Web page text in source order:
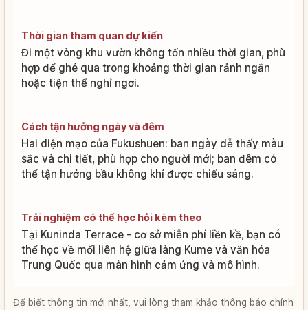
Thời gian tham quan dự kiến
Đi một vòng khu vườn không tốn nhiều thời gian, phù
hợp để ghé qua trong khoảng thời gian rảnh ngắn
hoặc tiện thể nghỉ ngơi.
Cách tận hưởng ngày và đêm
Hai diện mạo của Fukushuen: ban ngày dễ thấy màu
sắc và chi tiết, phù hợp cho người mới; ban đêm có
thể tận hưởng bầu không khí được chiếu sáng.
Trải nghiệm có thể học hỏi kèm theo
Tại Kuninda Terrace - cơ sở miễn phí liền kề, bạn có
thể học về mối liên hệ giữa làng Kume và văn hóa
Trung Quốc qua màn hình cảm ứng và mô hình.
Để biết thông tin mới nhất, vui lòng tham khảo thông báo chính